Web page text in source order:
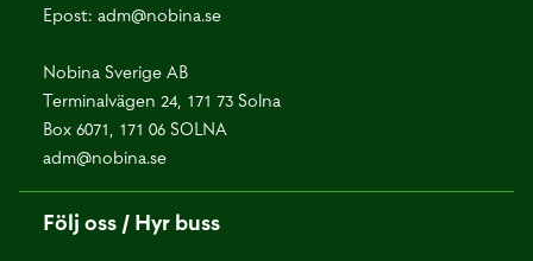
Epost: adm@nobina.se
Nobina Sverige AB
Terminalvägen 24, 171 73 Solna
Box 6071, 171 06 SOLNA
adm@nobina.se
Följ oss / Hyr buss